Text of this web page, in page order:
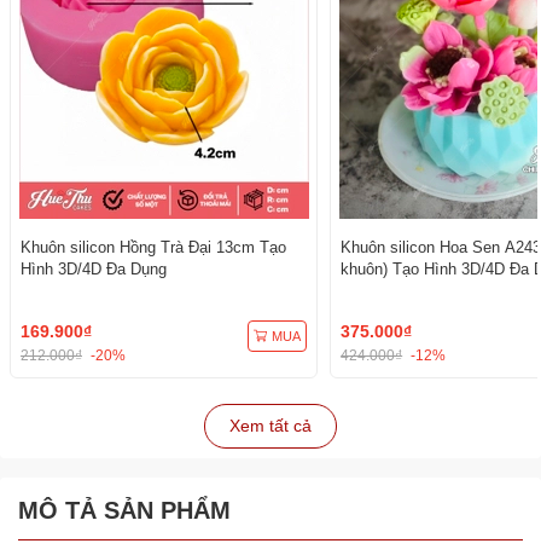
Khuôn silicon Hồng Trà Đại 13cm Tạo
Hình 3D/4D Đa Dụng
169.900₫
212.000₫ -20%
MUA
Khuôn silicon Hoa Sen
khuôn) Tạo Hình 3D/4D Đa
375.000₫
424.000₫ -12%
Xem tất cả
MÔ TẢ SẢN PHẨM